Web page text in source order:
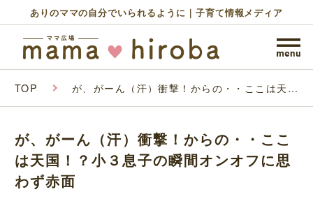
ありのママの自分でいられるように｜子育て情報メディア
TOP が、がーん（汗）衝撃！からの・・ここは天
が、がーん（汗）衝撃！からの・・ここ
は天国！？小３息子の瞬間オンオフに思
わず赤面